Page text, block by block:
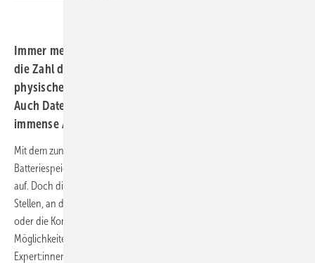
Immer mehr Solaranlagen und Batteriespeicher erhöhen
die Zahl der Einfallstore für Hacker. Denn nicht nur ein
physischer Angriff kann ganze Regionen lahmlegen.
Auch Datenklau und Datenmanipulation können
immense Auswirkungen haben.
Mit dem zunehmenden Ausbau von Solaranlagen und
Batteriespeichern nimmt die dezentrale Energiewende weiter Fahrt
auf. Doch die vielen dezentralen Einheiten erhöhen auch die Zahl der
Stellen, an denen sich Hacker einfinden, um Schaden anzurichten
oder die Kontrolle der Energiesteuerung zu übernehmen. Doch es gibt
Möglichkeiten zum Schutz der Anlagen und Systeme, wie die
Expert:innen von SMA herausgearbeitet haben.